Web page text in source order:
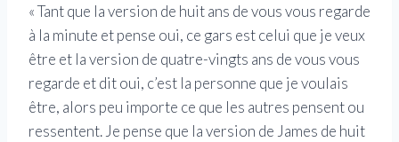
« Tant que la version de huit ans de vous vous regarde
à la minute et pense oui, ce gars est celui que je veux
être et la version de quatre-vingts ans de vous vous
regarde et dit oui, c’est la personne que je voulais
être, alors peu importe ce que les autres pensent ou
ressentent. Je pense que la version de James de huit